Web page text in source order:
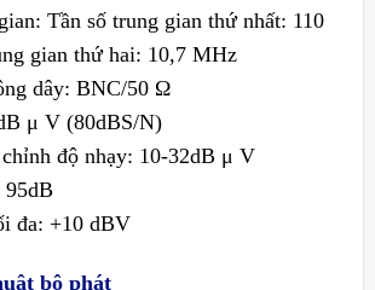
Tần số trung gian thứ nhất: 110
gian thứ hai: 10,7 MHz
dây: BNC/50 Ω
μ V (80dBS/N)
độ nhạy: 10-32dB μ V
95dB
đa: +10 dBV
bộ phát